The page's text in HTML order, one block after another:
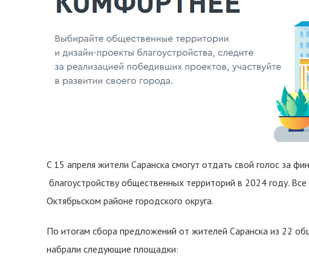
C 15 апреля жители Саранска смогут отдать свой голос за
благоустройству общественных территорий в 2024 году.
Октябрьском районе городского округа.
По итогам сбора предложений от жителей Саранска из 22
набрали следующие площадки: